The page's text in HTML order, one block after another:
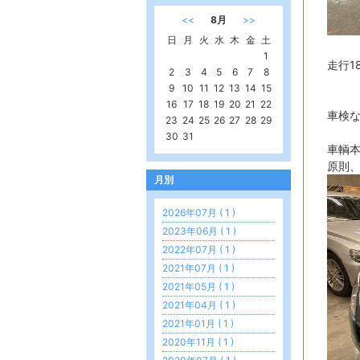
走行
車検
車輌
原則
<< 8月
>>
日
月 火 水 木 金 土
1
2
3 4 5 6 7
8
9
10 11 12 13 14 15
16 17 18 19 20 21 22
23 24 25 26 27 28 29
30 31
月別
2026年07月 ( 1 )
2023年06月 ( 1 )
2022年07月 ( 1 )
2021年07月 ( 1 )
2021年05月 ( 1 )
2021年04月 ( 1 )
2021年01月 ( 1 )
2020年11月 ( 1 )